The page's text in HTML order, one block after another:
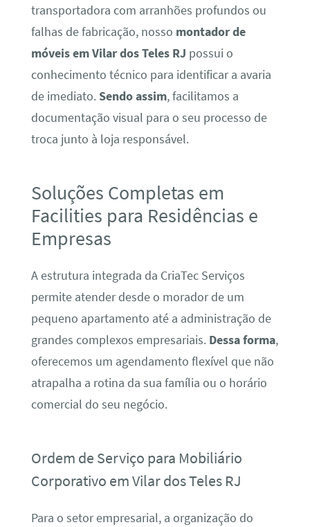
transportadora com arranhões profundos ou
falhas de fabricação, nosso montador de
móveis em Vilar dos Teles RJ possui o
conhecimento técnico para identificar a avaria
de imediato. Sendo assim, facilitamos a
documentação visual para o seu processo de
troca junto à loja responsável.
Soluções Completas em
Facilities para Residências e
Empresas
A estrutura integrada da CriaTec Serviços
permite atender desde o morador de um
pequeno apartamento até a administração de
grandes complexos empresariais. Dessa forma,
oferecemos um agendamento flexível que não
atrapalha a rotina da sua família ou o horário
comercial do seu negócio.
Ordem de Serviço para Mobiliário
Corporativo em Vilar dos Teles RJ
Para o setor empresarial, a organização do